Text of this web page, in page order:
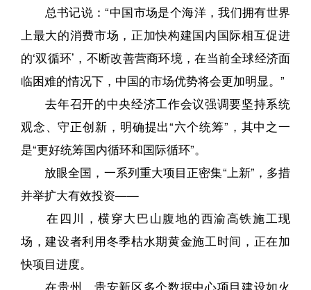
总书记说：“中国市场是个海洋，我们拥有世界
上最大的消费市场，正加快构建国内国际相互促进
的‘双循环’，不断改善营商环境，在当前全球经济面
临困难的情况下，中国的市场优势将会更加明显。”
去年召开的中央经济工作会议强调要坚持系统
观念、守正创新，明确提出“六个统筹”，其中之一
是“更好统筹国内循环和国际循环”。
放眼全国，一系列重大项目正密集“上新”，多措
并举扩大有效投资——
在四川，横穿大巴山腹地的西渝高铁施工现
场，建设者利用冬季枯水期黄金施工时间，正在加
快项目进度。
在贵州，贵安新区多个数据中心项目建设如火